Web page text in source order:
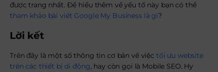
được trang nhất. Để hiểu thêm về yếu tố này bạn có thể
tham khảo bài viết Google My Business là gì?
Lời kết
Trên đây là một số thông tin cơ bản về việc tối ưu website
trên các thiết bị di động, hay còn gọi là Mobile SEO. Hy